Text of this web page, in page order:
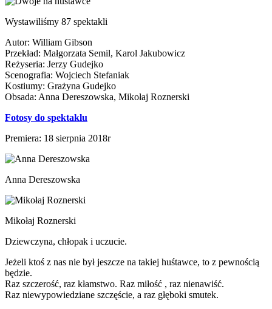
Wystawiliśmy 87 spektakli
Autor: William Gibson
Przekład: Małgorzata Semil, Karol Jakubowicz
Reżyseria: Jerzy Gudejko
Scenografia: Wojciech Stefaniak
Kostiumy: Grażyna Gudejko
Obsada: Anna Dereszowska, Mikołaj Roznerski
Fotosy do spektaklu
Premiera: 18 sierpnia 2018r
Anna Dereszowska
Mikołaj Roznerski
Dziewczyna, chłopak i uczucie.
Jeżeli ktoś z nas nie był jeszcze na takiej huśtawce, to z pewnością
będzie.
Raz szczerość, raz kłamstwo. Raz miłość , raz nienawiść.
Raz niewypowiedziane szczęście, a raz głęboki smutek.